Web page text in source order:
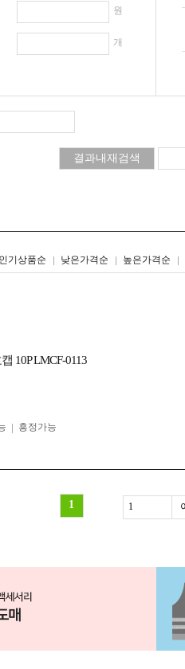
원
개
인기상품순 낮은가격순 높은가격순
리스트형갤러리형
10P LMCF-0113
흥정가능
1